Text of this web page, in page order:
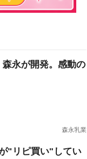
永が開発。感動の
森永乳業
"リピ買い"してい